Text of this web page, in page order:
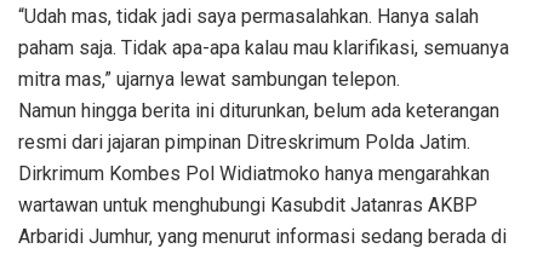
“Udah mas, tidak jadi saya permasalahkan. Hanya salah
paham saja. Tidak apa-apa kalau mau klarifikasi, semuanya
mitra mas,” ujarnya lewat sambungan telepon.
Namun hingga berita ini diturunkan, belum ada keterangan
resmi dari jajaran pimpinan Ditreskrimum Polda Jatim.
Dirkrimum Kombes Pol Widiatmoko hanya mengarahkan
wartawan untuk menghubungi Kasubdit Jatanras AKBP
Arbaridi Jumhur, yang menurut informasi sedang berada di